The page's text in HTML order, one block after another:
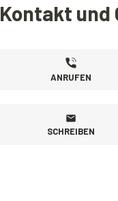
Kontakt und
ANRUFEN
SCHREIBEN